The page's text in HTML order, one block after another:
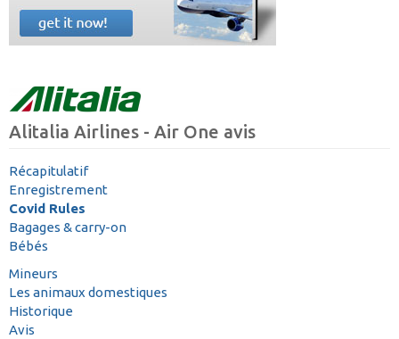
Alitalia Airlines - Air One avis
Récapitulatif
Enregistrement
Covid Rules
Bagages & carry-on
Bébés
Mineurs
Les animaux domestiques
Historique
Avis